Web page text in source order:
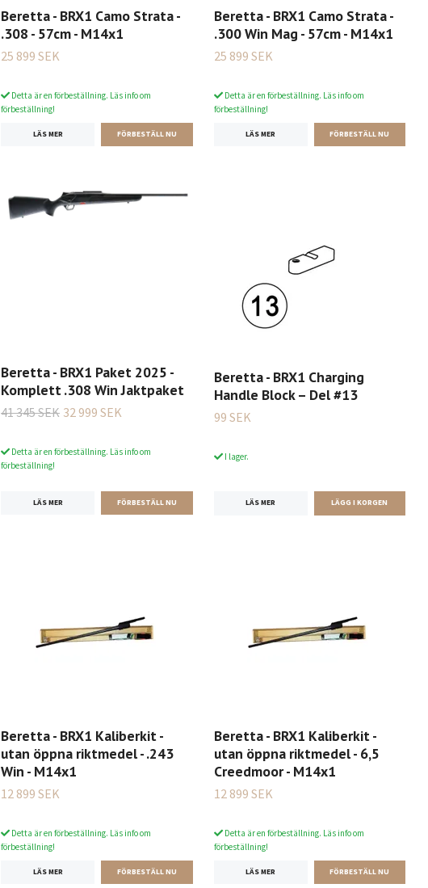
Beretta - BRX1 Camo Strata -
.308 - 57cm - M14x1
25 899 SEK
Detta är en förbeställning. Läs info om
förbeställning!
LÄS MER
Beretta - BRX1 Camo Strata -
.300 Win Mag - 57cm - M14x1
25 899 SEK
Detta är en förbeställning. Läs info om
förbeställning!
LÄS MER
Beretta - BRX1 Paket 2025 -
Komplett .308 Win Jaktpaket
41 345 SEK 32 999 SEK
Detta är en förbeställning. Läs info om
förbeställning!
LÄS MER
Beretta - BRX1 Charging
Handle Block – Del #13
99 SEK
I lager.
LÄS MER
Beretta - BRX1 Kaliberkit -
utan öppna riktmedel - .243
Win - M14x1
12 899 SEK
Detta är en förbeställning. Läs info om
förbeställning!
LÄS MER
Beretta - BRX1 Kaliberkit -
utan öppna riktmedel - 6,5
Creedmoor - M14x1
12 899 SEK
Detta är en förbeställning. Läs info om
förbeställning!
LÄS MER